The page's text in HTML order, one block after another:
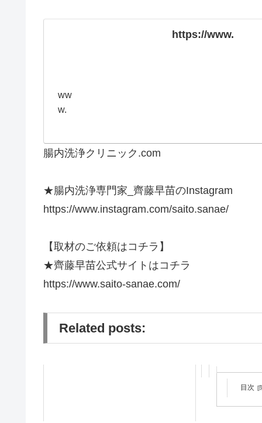
https://www.
ww
w.
腸内洗浄クリニック.com
★腸内洗浄専門家_齊藤早苗のInstagram
https://www.instagram.com/saito.sanae/
【取材のご依頼はコチラ】
★齊藤早苗公式サイトはコチラ
https://www.saito-sanae.com/
Related posts:
目次